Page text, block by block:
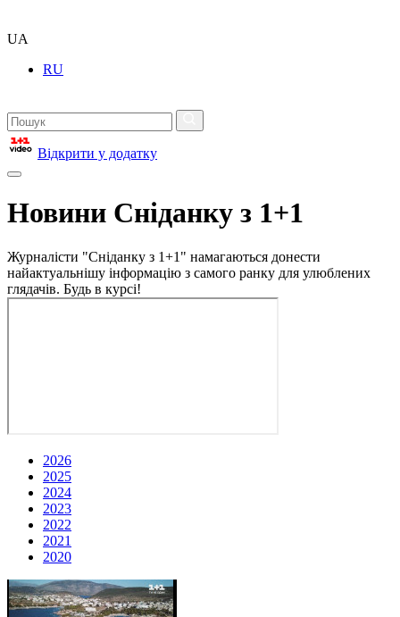
UA
RU
Відкрити у додатку
Новини Сніданку з 1+1
Журналісти "Сніданку з 1+1" намагаються донести
найактуальнішу інформацію з самого ранку для улюблених
глядачів. Будь в курсі!
2026
2025
2024
2023
2022
2021
2020